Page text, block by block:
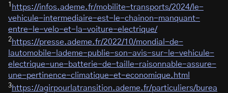
1 https://infos.ademe.fr/mobilite-transports/2024/le-
vehicule-intermediaire-est-le-chainon-manquant-
entre-le-velo-et-la-voiture-electrique/
2https://presse.ademe.fr/2022/10/mondial-de-
lautomobile-lademe-publie-son-avis-sur-le-vehicule-
electrique-une-batterie-de-taille-raisonnable-assure-
une-pertinence-climatique-et-economique.html
3https://agirpourlatransition.ademe.fr/particuliers/burea